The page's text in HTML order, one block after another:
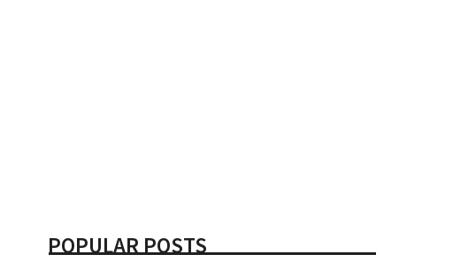
POPULAR POSTS